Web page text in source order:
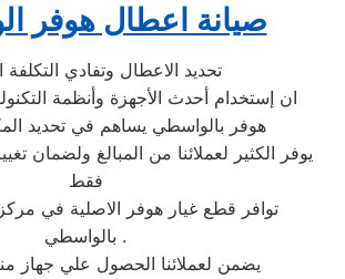
صيانة اعطال هوفر
تحديد الاعطال وتفادي التكلفة
ان إستخدام أحدث الأجهزة وأنظمة
هوفر بالواسطي يساهم في تحديد
يوفر الكثير لعملائنا من المبالغ ولضمان
فقط
» توافر قطع غيار هوفر الاصلية في مركز
بالواسطي .
يضمن لعملائنا الحصول علي جهاز